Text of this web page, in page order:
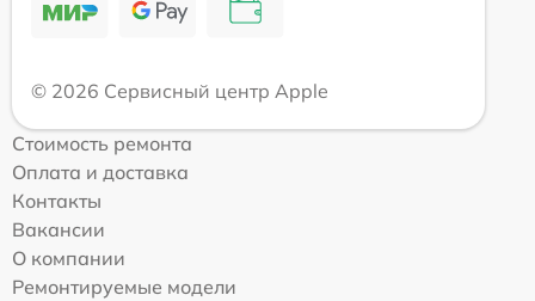
© 2026 Сервисный центр Apple
Стоимость ремонта
Оплата и доставка
Контакты
Вакансии
О компании
Ремонтируемые модели